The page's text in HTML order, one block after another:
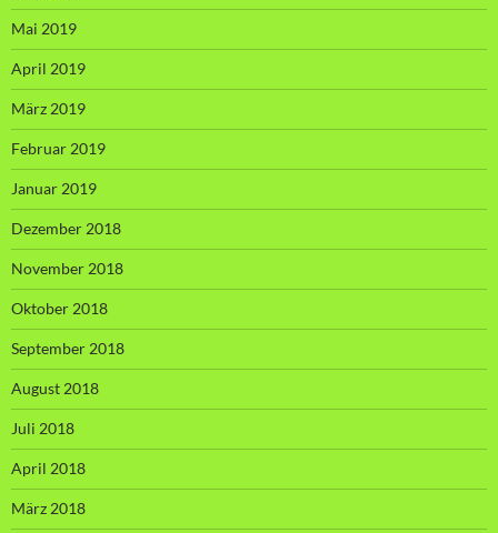
Mai 2019
April 2019
März 2019
Februar 2019
Januar 2019
Dezember 2018
November 2018
Oktober 2018
September 2018
August 2018
Juli 2018
April 2018
März 2018